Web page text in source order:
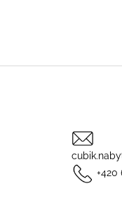
+420